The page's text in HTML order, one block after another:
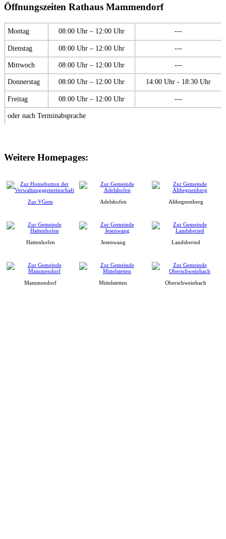
Öffnungszeiten Rathaus Mammendorf
Montag 08:00 Uhr – 12:00 Uhr ---
Dienstag 08:00 Uhr – 12:00 Uhr ---
Mittwoch 08:00 Uhr – 12:00 Uhr ---
Donnerstag 08:00 Uhr – 12:00 Uhr 14:00 Uhr - 18:30 Uhr
Freitag 08:00 Uhr – 12:00 Uhr ---
oder nach Terminabsprache
Weitere Homepages:
Zur VGem Adelshofen Althegnenberg
Hattenhofen Jesenwang Landsberied
Mammendorf Mittelstetten Oberschweinbach